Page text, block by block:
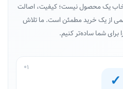
یک محصول نیست؛ کیفیت، اصالت
از یک خرید مطمئن است. ما تلاش
برای شما ساده‌تر کنیم.
01
✓